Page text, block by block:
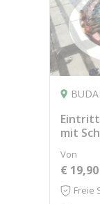
mit
Von
€ 19,90
Freie